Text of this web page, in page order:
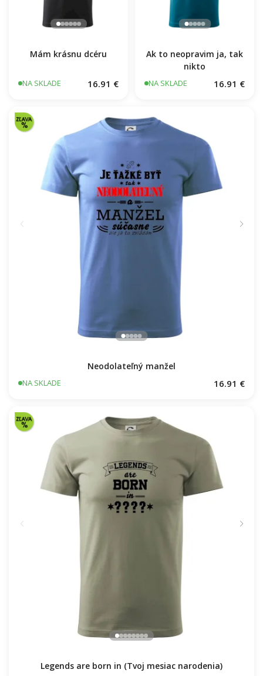
Mám krásnu dcéru
NA SKLADE 16.91 €
Ak to neopravim ja, tak
nikto
NA SKLADE 16.91 €
Neodolateľný manžel
NA SKLADE 16.91 €
Legends are born in (Tvoj mesiac narodenia)